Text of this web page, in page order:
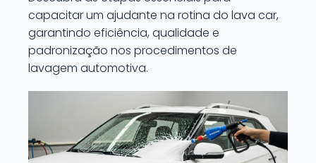
capacitar um ajudante na rotina do lava car,
garantindo eficiência, qualidade e
padronização nos procedimentos de
lavagem automotiva.